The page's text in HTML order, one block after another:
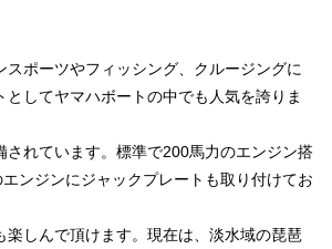
スポーツやフィッシング、クルージングに
としてヤマハボートの中でも人気を誇りま
されています。標準で200馬力のエンジン搭
ンジンにジャックプレートも取り付けてお
楽しんで頂けます。現在は、淡水域の琵琶